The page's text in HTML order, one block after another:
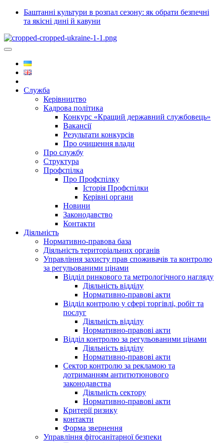
Баштанні культури в розпал сезону: як обрати безпечні
та якісні дині й кавуни
Служба
Керівництво
Кадрова політика
Конкурс «Кращий державний службовець»
Вакансії
Результати конкурсів
Про очищення влади
Про службу
Структура
Профспілка
Про Профспілку
Історія Профспілки
Керівні органи
Новини
Законодавство
Контакти
Діяльність
Нормативно-правова база
Діяльність територіальних органів
Управління захисту прав споживачів та контролю
за регульованими цінами
Відділ ринкового та метрологічного нагляду
Діяльність відділу
Нормативно-правові акти
Відділ контролю у сфері торгівлі, робіт та
послуг
Діяльність відділу
Нормативно-правові акти
Відділ контролю за регульованими цінами
Діяльність відділу
Нормативно-правові акти
Сектор контролю за рекламою та
дотриманням антитютюнового
законодавства
Діяльність сектору
Нормативно-правові акти
Критерії ризику
контакти
Форма звернення
Управління фітосанітарної безпеки